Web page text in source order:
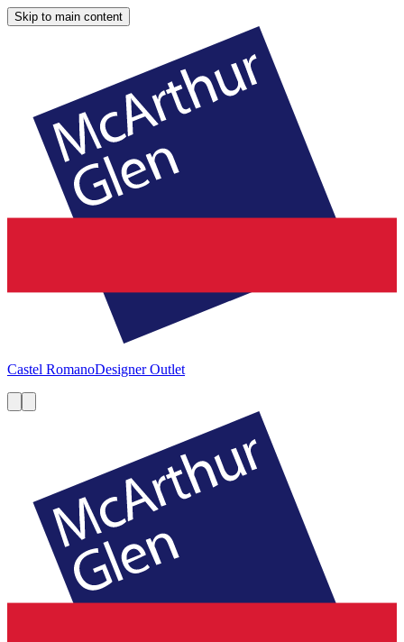
Skip to main content
Castel RomanoDesigner Outlet